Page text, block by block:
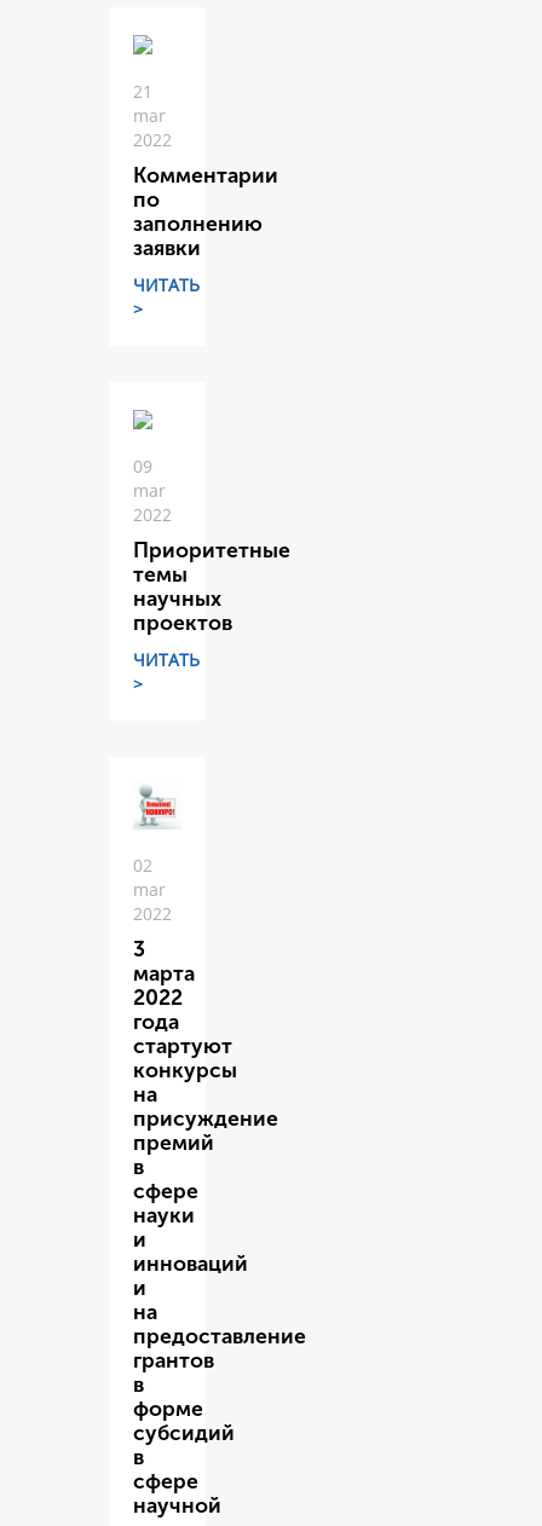
21
mar
2022
Комментарии
по
заполнению
заявки
ЧИТАТЬ
>
09
mar
2022
Приоритетные
темы
научных
проектов
ЧИТАТЬ
>
02
mar
2022
3
марта
2022
года
стартуют
конкурсы
на
присуждение
премий
в
сфере
науки
и
инноваций
и
на
предоставление
грантов
в
форме
субсидий
в
сфере
научной